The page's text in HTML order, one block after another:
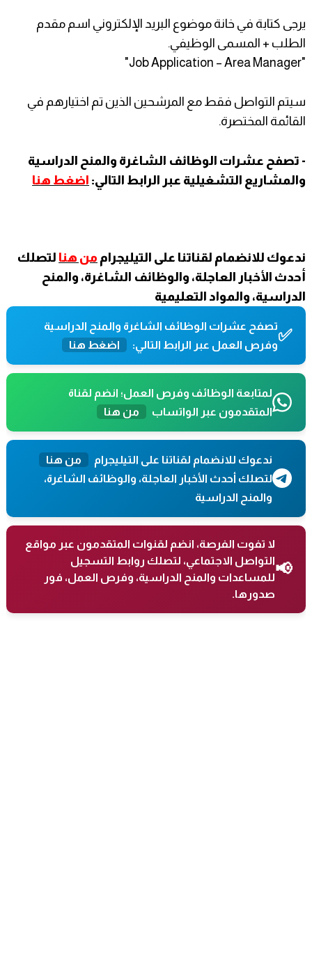
يرجى كتابة في خانة موضوع البريد الإلكتروني اسم مقدم
الطلب + المسمى الوظيفي.
"Job Application – Area Manager"
سيتم التواصل فقط مع المرشحين الذين تم اختيارهم في
القائمة المختصرة.
- تصفح عشرات الوظائف الشاغرة والمنح الدراسية
والمشاريع التشغيلية عبر الرابط التالي: اضغط هنا
ندعوك للانضمام لقناتنا على التيليجرام من هنا لتصلك
أحدث الأخبار العاجلة، والوظائف الشاغرة، والمنح
الدراسية، والمواد التعليمية
✅تصفح عشرات الوظائف الشاغرة والمنح الدراسية
وفرص العمل عبر الرابط التالي:
اضغط هنا
لمتابعة الوظائف وفرص العمل؛ انضم لقناة
المتقدمون عبر الواتساب
من هنا
ندعوك للانضمام لقناتنا على التيليجرام
من هنا
لتصلك أحدث الأخبار العاجلة، والوظائف الشاغرة،
والمنح الدراسية
📢
لا تفوت الفرصة، انضم لقنوات المتقدمون عبر مواقع
التواصل الاجتماعي، لتصلك روابط التسجيل
للمساعدات والمنح الدراسية، وفرص العمل، فور
صدورها.